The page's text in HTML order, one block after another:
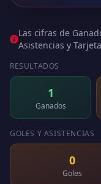
Las cifras de
Asistencias y
RESULTADOS
1
Ganados
GOLES Y ASISTENCIAS
0
Goles